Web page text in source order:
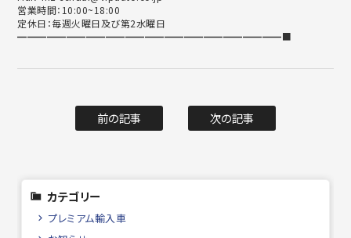
営業時間：10:00~18:00
定休日：毎週火曜日及び第2水曜日
━━━━━━━━━━━━━━━━━━━━━━━━━━━■
前の記事 次の記事
カテゴリー
プレミアム輸入車